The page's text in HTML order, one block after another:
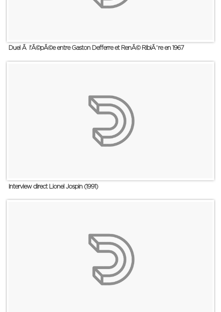
Duel Ã l'Ã©pÃ©e entre Gaston Defferre et RenÃ© RibiÃ¨re en 1967
Interview direct Lionel Jospin (1991)